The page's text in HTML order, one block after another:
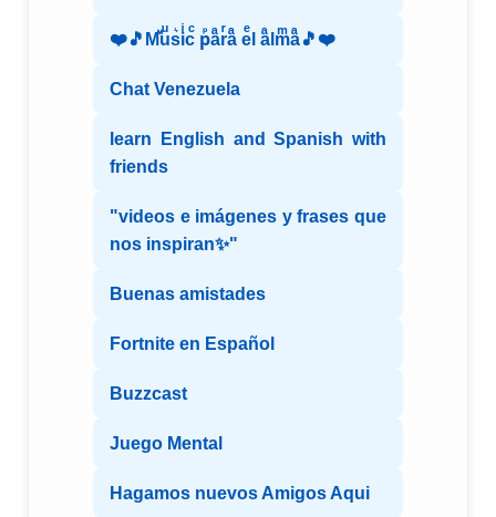
❤️🎵Mⷨuͧs͛iͥcͨ рⷬaͣrͬaͣ eͤl aͣlmͫaͣ🎵❤️
Chat Venezuela
learn English and Spanish with
friends
"videos e imágenes y frases que
nos inspiran✨"
Buenas amistades
Fortnite en Español
Buzzcast
Juego Mental
Hagamos nuevos Amigos Aqui